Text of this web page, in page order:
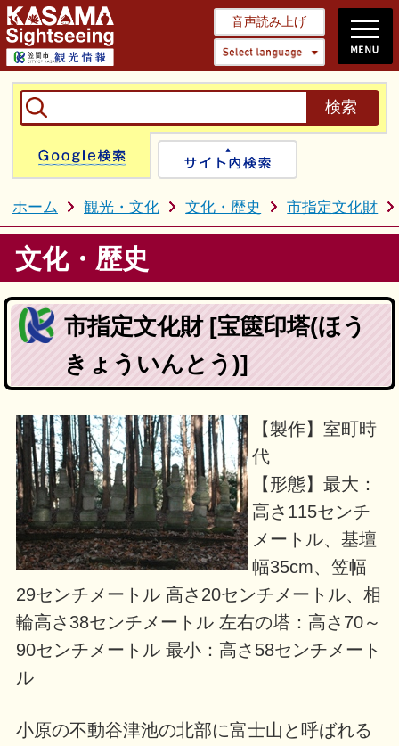
音声読み上げ
Select
Google検索
ホーム 観光・文化 文化・歴史 市指定文化財
文化・歴史
市指定文化財 [宝篋印塔(ほう
きょういんとう)]
【製作】室町時
代
【形態】最大：
高さ115センチ
メートル、基壇
幅35cm、笠幅
29センチメートル 高さ20センチメートル、相
輪高さ38センチメートル 左右の塔：高さ70～
90センチメートル 最小：高さ58センチメート
ル
小原の不動谷津池の北部に富士山と呼ばれる